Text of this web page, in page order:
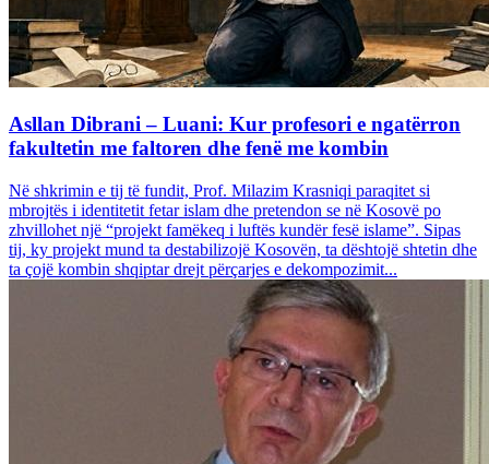
Asllan Dibrani – Luani: Kur profesori e ngatërron
fakultetin me faltoren dhe fenë me kombin
Në shkrimin e tij të fundit, Prof. Milazim Krasniqi paraqitet si
mbrojtës i identitetit fetar islam dhe pretendon se në Kosovë po
zhvillohet një “projekt famëkeq i luftës kundër fesë islame”. Sipas
tij, ky projekt mund ta destabilizojë Kosovën, ta dështojë shtetin dhe
ta çojë kombin shqiptar drejt përçarjes e dekompozimit...